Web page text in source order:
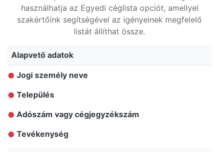
használhatja az Egyedi céglista opciót, amellyel
szakértőink segítségével az igényeinek megfelelő
listát állíthat össze.
Alapvető adatok
Jogi személy neve
Település
Adószám vagy cégjegyzékszám
Tevékenység